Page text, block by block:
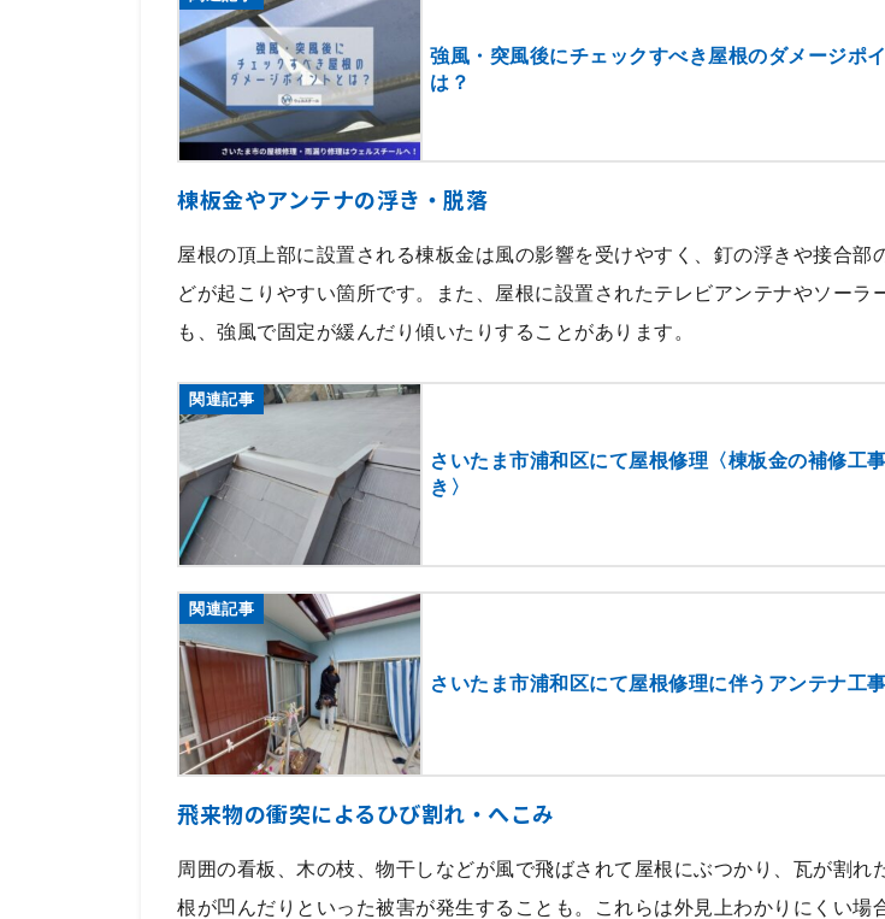
強風・突風後にチェックすべき屋根のダメージポ
は？
棟板金やアンテナの浮き・脱落
屋根の頂上部に設置される棟板金は風の影響を受けやすく、釘の浮きや接合部
どが起こりやすい箇所です。また、屋根に設置されたテレビアンテナやソーラ
も、強風で固定が緩んだり傾いたりすることがあります。
関連記事
さいたま市浦和区にて屋根修理〈棟板金の補修工
き〉
関連記事
さいたま市浦和区にて屋根修理に伴うアンテナ工事
飛来物の衝突によるひび割れ・へこみ
周囲の看板、木の枝、物干しなどが風で飛ばされて屋根にぶつかり、瓦が割れ
根が凹んだりといった被害が発生することも。これらは外見上わかりにくい場